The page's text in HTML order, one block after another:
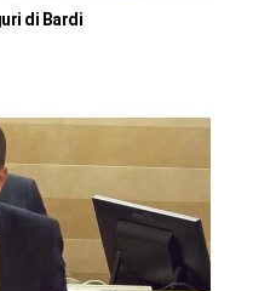
di Bardi